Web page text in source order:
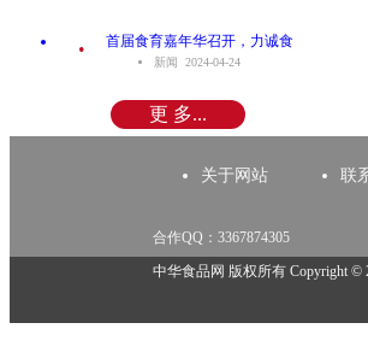
. 首届食育嘉年华召开，力诚食
新闻 2024-04-24
更 多...
关于网站 联
合作QQ：3367874305
举报邮箱：918825737@qq.com
中华食品网 版权所有 Copyright ©